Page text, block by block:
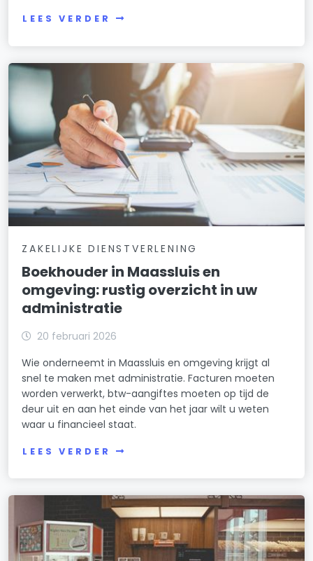
LEES VERDER
ZAKELIJKE DIENSTVERLENING
Boekhouder in Maassluis en
omgeving: rustig overzicht in uw
administratie
20 februari 2026
Wie onderneemt in Maassluis en omgeving krijgt al
snel te maken met administratie. Facturen moeten
worden verwerkt, btw-aangiftes moeten op tijd de
deur uit en aan het einde van het jaar wilt u weten
waar u financieel staat.
LEES VERDER